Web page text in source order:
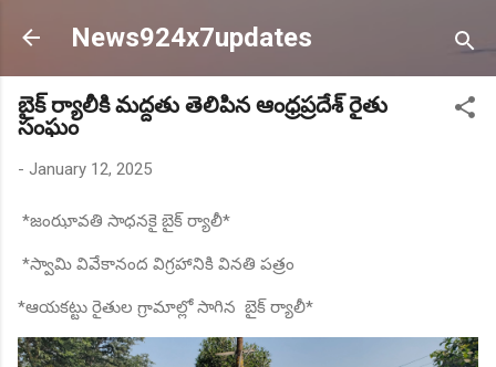
Skip to main content
News924x7updates
బైక్ ర్యాలీకి మద్దతు తెలిపిన ఆంధ్రప్రదేశ్ రైతు
సంఘం
- January 12, 2025
*జంఝావతి సాధనకై బైక్ ర్యాలీ*
*స్వామి వివేకానంద విగ్రహానికి వినతి పత్రం
*ఆయకట్టు రైతుల గ్రామాల్లో సాగిన బైక్ ర్యాలీ*